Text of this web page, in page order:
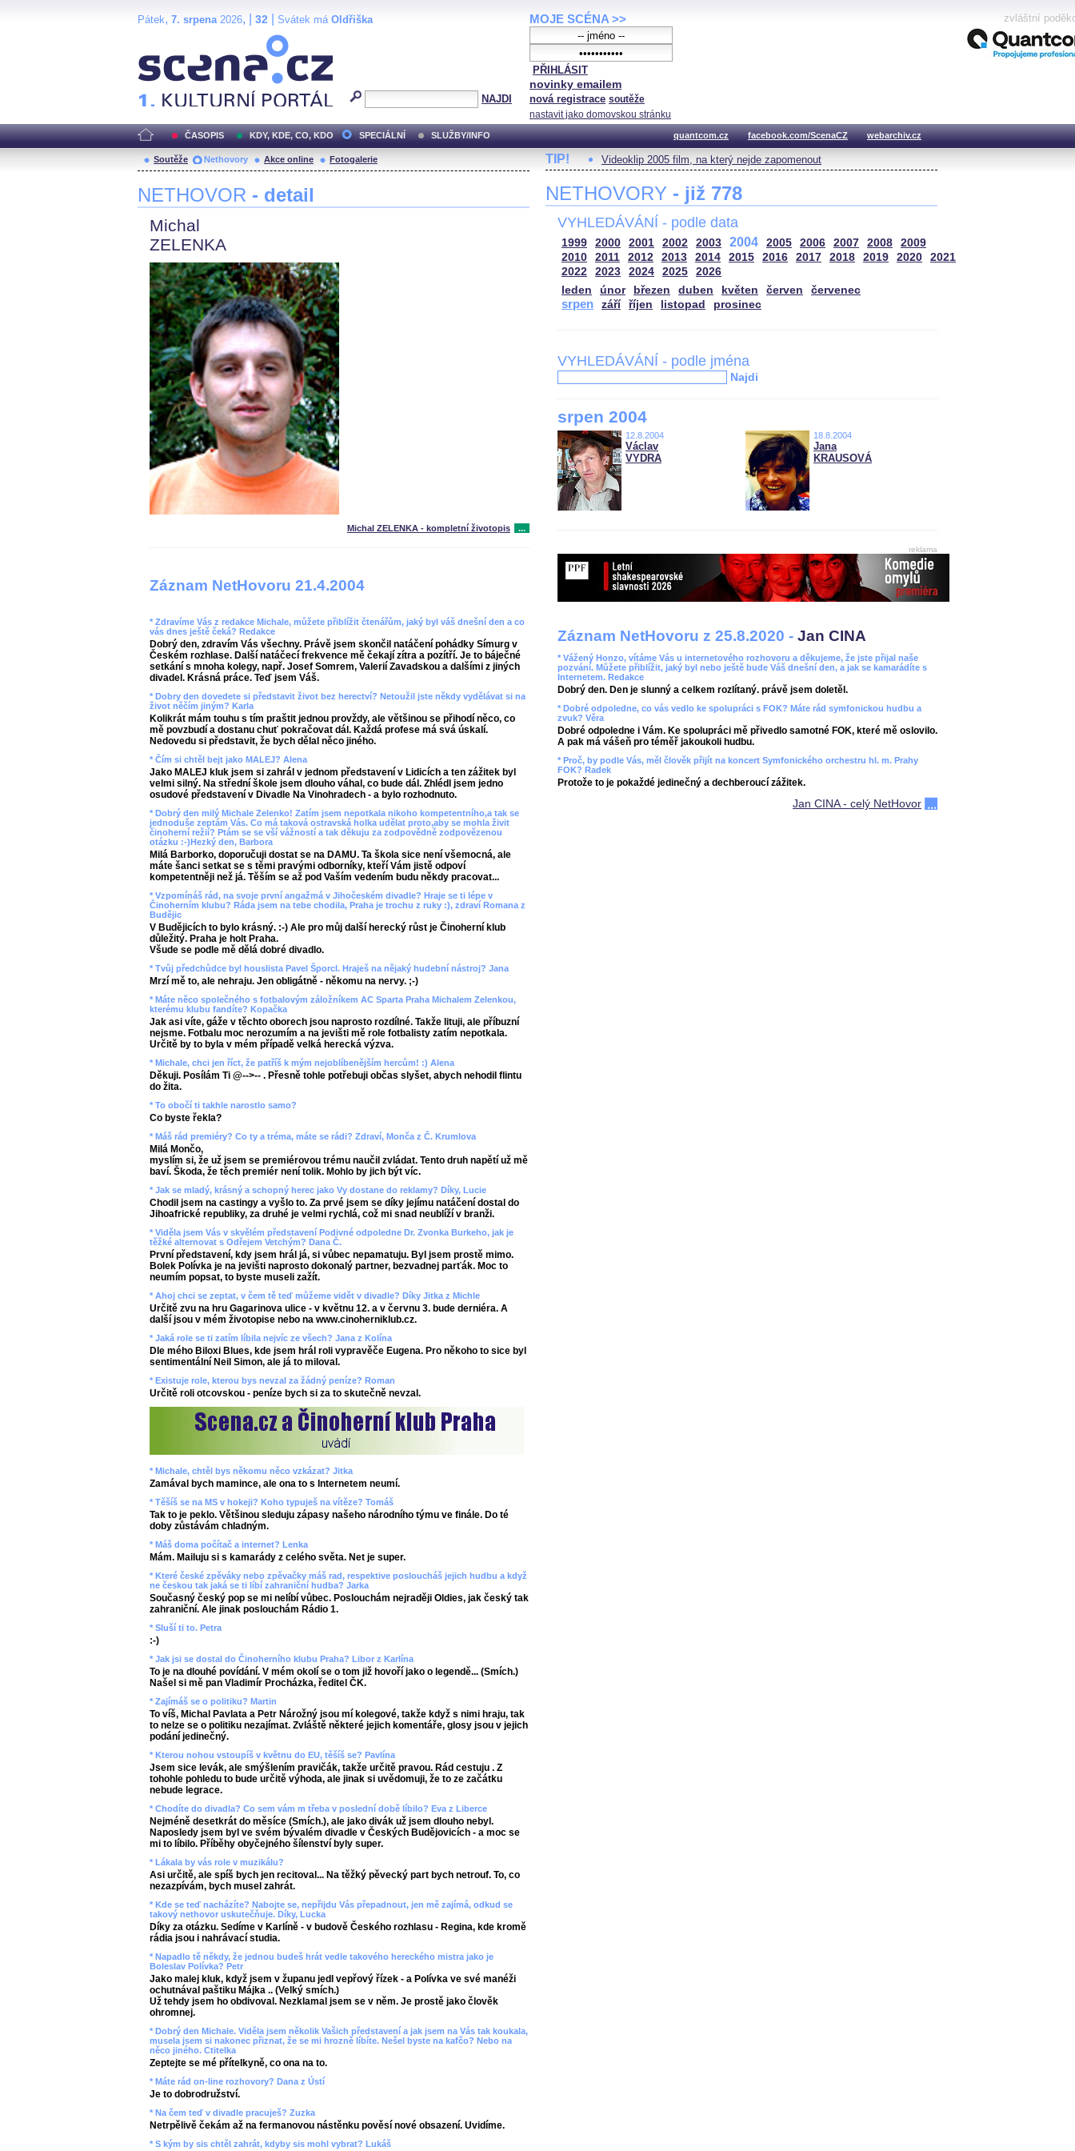
Pátek, 7. srpena2026, | 32 Svátek má Oldřiška
NAJDI
MOJE SCÉNA >>
PŘIHLÁSIT
novinky emailem
nová registrace soutěže
nastavit jako domovskou stránku
zvláštní
ČASOPIS KDY, KDE, CO, KDO SPECIÁLNÍ SLUŽBY/INFO quantcom.cz facebook.com/ScenaCZ webarchiv.cz
Soutěže Nethovory Akce online Fotogalerie
NETHOVOR - detail
Michal
ZELENKA
Michal ZELENKA - kompletní životopis ...
Záznam NetHovoru 21.4.2004
* Zdravíme Vás z redakce Michale, můžete přiblížit čtenářům, jaký byl váš dnešní den a co
vás dnes ještě čeká? Redakce
Dobrý den, zdravím Vás všechny. Právě jsem skončil natáčení pohádky Símurg v
Českém rozhlase. Další natáčecí frekvence mě čekají zítra a pozítří. Je to báječné
setkání s mnoha kolegy, např. Josef Somrem, Valerií Zavadskou a dalšími z jiných
divadel. Krásná práce. Teď jsem Váš.
* Dobry den dovedete si představit život bez herectví? Netoužil jste někdy vydělávat si na
život něčím jiným? Karla
Kolikrát mám touhu s tím praštit jednou provždy, ale většinou se přihodí něco, co
mě povzbudí a dostanu chuť pokračovat dál. Každá profese má svá úskalí.
Nedovedu si představit, že bych dělal něco jiného.
* Čím si chtěl bejt jako MALEJ? Alena
Jako MALEJ kluk jsem si zahrál v jednom představení v Lidicích a ten zážitek byl
velmi silný. Na střední škole jsem dlouho váhal, co bude dál. Zhlédl jsem jedno
osudové představení v Divadle Na Vinohradech - a bylo rozhodnuto.
* Dobrý den milý Michale Zelenko! Zatím jsem nepotkala nikoho kompetentního,a tak se
jednoduše zeptám Vás. Co má taková ostravská holka udělat proto,aby se mohla živit
činoherní režií? Ptám se se vší vážností a tak děkuju za zodpovědně zodpovězenou
otázku :-)Hezký den, Barbora
Milá Barborko, doporučuji dostat se na DAMU. Ta škola sice není všemocná, ale
máte šanci setkat se s těmi pravými odborníky, kteří Vám jistě odpoví
kompetentněji než já. Těším se až pod Vaším vedením budu někdy pracovat...
* Vzpomínáš rád, na svoje první angažmá v Jihočeském divadle? Hraje se ti lépe v
Činoherním klubu? Ráda jsem na tebe chodila, Praha je trochu z ruky :), zdraví Romana z
Budějic
V Budějicích to bylo krásný. :-) Ale pro můj další herecký růst je Činoherní klub
důležitý. Praha je holt Praha.
Všude se podle mě dělá dobré divadlo.
* Tvůj předchůdce byl houslista Pavel Šporcl. Hraješ na nějaký hudební nástroj? Jana
Mrzí mě to, ale nehraju. Jen obligátně - někomu na nervy. ;-)
* Máte něco společného s fotbalovým záložníkem AC Sparta Praha Michalem Zelenkou,
kterému klubu fandíte? Kopačka
Jak asi víte, gáže v těchto oborech jsou naprosto rozdílné. Takže lituji, ale příbuzní
nejsme. Fotbalu moc nerozumím a na jevišti mě role fotbalisty zatím nepotkala.
Určitě by to byla v mém případě velká herecká výzva.
* Michale, chci jen říct, že patříš k mým nejoblíbenějším hercům! :) Alena
Děkuji. Posílám Ti @-->-- . Přesně tohle potřebuji občas slyšet, abych nehodil flintu
do žita.
* To obočí ti takhle narostlo samo?
Co byste řekla?
* Máš rád premiéry? Co ty a tréma, máte se rádi? Zdraví, Monča z Č. Krumlova
Milá Mončo,
myslím si, že už jsem se premiérovou trému naučil zvládat. Tento druh napětí už mě
baví. Škoda, že těch premiér není tolik. Mohlo by jich být víc.
* Jak se mladý, krásný a schopný herec jako Vy dostane do reklamy? Díky, Lucie
Chodil jsem na castingy a vyšlo to. Za prvé jsem se díky jejímu natáčení dostal do
Jihoafrické republiky, za druhé je velmi rychlá, což mi snad neublíží v branži.
* Viděla jsem Vás v skvělém představení Podivné odpoledne Dr. Zvonka Burkeho, jak je
těžké alternovat s Odřejem Vetchým? Dana Č.
První představení, kdy jsem hrál já, si vůbec nepamatuju. Byl jsem prostě mimo.
Bolek Polívka je na jevišti naprosto dokonalý partner, bezvadnej parťák. Moc to
neumím popsat, to byste museli zažít.
* Ahoj chci se zeptat, v čem tě teď můžeme vidět v divadle? Díky Jitka z Michle
Určitě zvu na hru Gagarinova ulice - v květnu 12. a v červnu 3. bude derniéra. A
další jsou v mém životopise nebo na www.cinoherniklub.cz.
* Jaká role se ti zatím líbila nejvíc ze všech? Jana z Kolína
Dle mého Biloxi Blues, kde jsem hrál roli vypravěče Eugena. Pro někoho to sice byl
sentimentální Neil Simon, ale já to miloval.
* Existuje role, kterou bys nevzal za žádný peníze? Roman
Určitě roli otcovskou - peníze bych si za to skutečně nevzal.
* Michale, chtěl bys někomu něco vzkázat? Jitka
Zamával bych mamince, ale ona to s Internetem neumí.
* Těšíš se na MS v hokeji? Koho typuješ na vítěze? Tomáš
Tak to je peklo. Většinou sleduju zápasy našeho národního týmu ve finále. Do té
doby zůstávám chladným.
* Máš doma počítač a internet? Lenka
Mám. Mailuju si s kamarády z celého světa. Net je super.
* Které české zpěváky nebo zpěvačky máš rad, respektive posloucháš jejich hudbu a když
ne českou tak jaká se ti líbí zahraniční hudba? Jarka
Současný český pop se mi nelíbí vůbec. Poslouchám nejraději Oldies, jak český tak
zahraniční. Ale jinak poslouchám Rádio 1.
* Sluší ti to. Petra
:-)
* Jak jsi se dostal do Činoherního klubu Praha? Libor z Karlína
To je na dlouhé povídání. V mém okolí se o tom již hovoří jako o legendě... (Smích.)
Našel si mě pan Vladimír Procházka, ředitel ČK.
* Zajímáš se o politiku? Martin
To víš, Michal Pavlata a Petr Nárožný jsou mí kolegové, takže když s nimi hraju, tak
to nelze se o politiku nezajímat. Zvláště některé jejich komentáře, glosy jsou v jejich
podání jedinečný.
* Kterou nohou vstoupíš v květnu do EU, těšíš se? Pavlína
Jsem sice levák, ale smýšlením pravičák, takže určitě pravou. Rád cestuju . Z
tohohle pohledu to bude určitě výhoda, ale jinak si uvědomuji, že to ze začátku
nebude legrace.
* Chodíte do divadla? Co sem vám m třeba v poslední době líbilo? Eva z Liberce
Nejméně desetkrát do měsíce (Smích.), ale jako divák už jsem dlouho nebyl.
Naposledy jsem byl ve svém bývalém divadle v Českých Budějovicích - a moc se
mi to líbilo. Příběhy obyčejného šílenství byly super.
* Lákala by vás role v muzikálu?
Asi určitě, ale spíš bych jen recitoval... Na těžký pěvecký part bych netrouf. To, co
nezazpívám, bych musel zahrát.
* Kde se teď nacházíte? Nabojte se, nepřijdu Vás přepadnout, jen mě zajímá, odkud se
takový nethovor uskutečňuje. Díky, Lucka
Díky za otázku. Sedíme v Karlíně - v budově Českého rozhlasu - Regina, kde kromě
rádia jsou i nahrávací studia.
* Napadlo tě někdy, že jednou budeš hrát vedle takového hereckého mistra jako je
Boleslav Polívka? Petr
Jako malej kluk, když jsem v županu jedl vepřový řízek - a Polívka ve své manéži
ochutnával paštiku Májka .. (Velký smích.)
Už tehdy jsem ho obdivoval. Nezklamal jsem se v něm. Je prostě jako člověk
ohromnej.
* Dobrý den Michale. Viděla jsem několik Vašich představení a jak jsem na Vás tak koukala,
musela jsem si nakonec přiznat, že se mi hrozně líbíte. Nešel byste na kafčo? Nebo na
něco jiného. Ctitelka
Zeptejte se mé přítelkyně, co ona na to.
* Máte rád on-line rozhovory? Dana z Ústí
Je to dobrodružství.
* Na čem teď v divadle pracuješ? Zuzka
Netrpělivě čekám až na fermanovou nástěnku pověsí nové obsazení. Uvidíme.
* S kým by sis chtěl zahrát, kdyby sis mohl vybrat? Lukáš
TIP! Videoklip 2005 film, na který nejde zapomenout
NETHOVORY - již 778
VYHLEDÁVÁNÍ - podle data
1999 2000 2001 2002 2003 2004 2005 2006 2007 2008
2009
2010
2011 2012 2013 2014 2015 2016 2017 2018 2019 2020
2021
2022
2023 2024 2025
2026
leden
únor březen duben květen červen červenec
srpen září říjen listopad prosinec
VYHLEDÁVÁNÍ - podle jména
Najdi
srpen 2004
12.8.2004
Václav
VYDRA
18.8.2004
Jana
KRAUSOVÁ
reklama
Záznam NetHovoru z 25.8.2020 - Jan CINA
* Vážený Honzo, vítáme Vás u internetového rozhovoru a děkujeme, že jste přijal naše
pozvání. Můžete přiblížit, jaký byl nebo ještě bude Váš dnešní den, a jak se kamarádíte s
Internetem. Redakce
Dobrý den. Den je slunný a celkem rozlítaný. právě jsem doletěl.
* Dobré odpoledne, co vás vedlo ke spolupráci s FOK? Máte rád symfonickou hudbu a
zvuk? Věra
Dobré odpoledne i Vám. Ke spolupráci mě přivedlo samotné FOK, které mě oslovilo.
A pak má vášeň pro téměř jakoukoli hudbu.
* Proč, by podle Vás, měl člověk přijít na koncert Symfonického orchestru hl. m. Prahy
FOK? Radek
Protože to je pokaždé jedinečný a dechberoucí zážitek.
Jan CINA - celý NetHovor